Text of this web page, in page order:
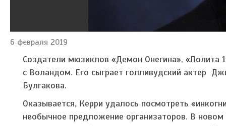
6 февраля 2019
Создатели мюзиклов «Демон Онегина», «Лолита
с Воландом. Его сыграет голливудский актер
Булгакова.
Оказывается, Керри удалось посмотреть
необычное предложение организаторов. В